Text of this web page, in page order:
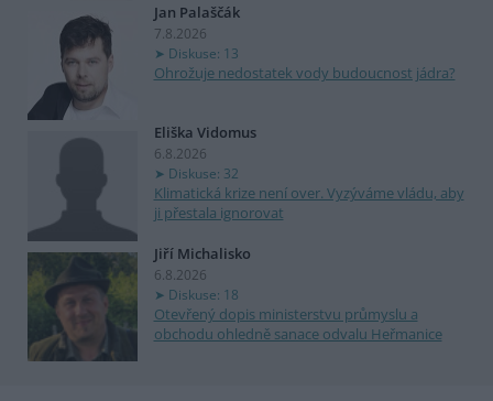
Jan Palaščák
7.8.2026
Diskuse: 13
Ohrožuje nedostatek vody budoucnost jádra?
Eliška Vidomus
6.8.2026
Diskuse: 32
Klimatická krize není over. Vyzýváme vládu, aby
ji přestala ignorovat
Jiří Michalisko
6.8.2026
Diskuse: 18
Otevřený dopis ministerstvu průmyslu a
obchodu ohledně sanace odvalu Heřmanice